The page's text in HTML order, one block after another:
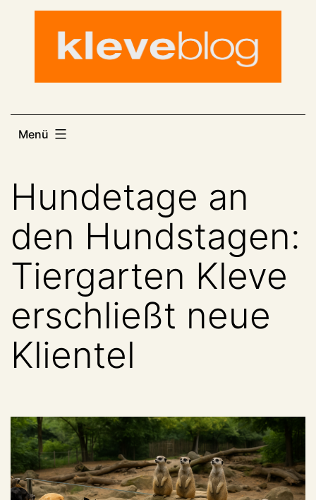
Menü
Hundetage an
den Hundstagen:
Tiergarten Kleve
erschließt neue
Klientel